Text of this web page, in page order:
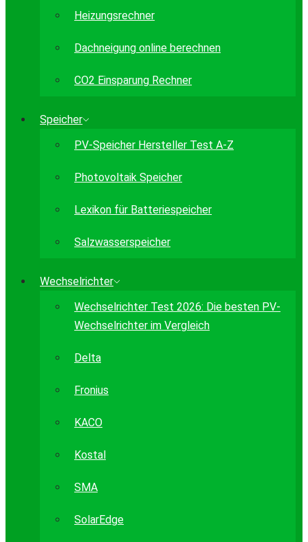
Heizungsrechner
Dachneigung online berechnen
CO2 Einsparung Rechner
Speicher
PV-Speicher Hersteller Test A-Z
Photovoltaik Speicher
Lexikon für Batteriespeicher
Salzwasserspeicher
Wechselrichter
Wechselrichter Test 2026: Die besten PV-
Wechselrichter im Vergleich
Delta
Fronius
KACO
Kostal
SMA
SolarEdge